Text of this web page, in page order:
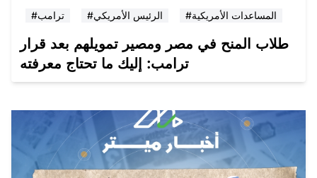
#ترامب #الرئيس الأمريكي #المساعدات الأمريكية
طلاب المنح في مصر ومصير تمويلهم بعد قرار
ترامب: إليك ما تحتاج معرفته